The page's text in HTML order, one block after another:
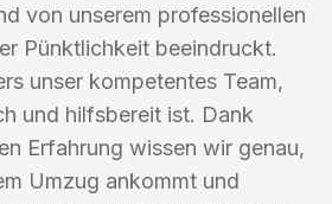
von unserem professionellen
Pünktlichkeit beeindruckt.
unser kompetentes Team,
und hilfsbereit ist. Dank
Erfahrung wissen wir genau,
Umzug ankommt und